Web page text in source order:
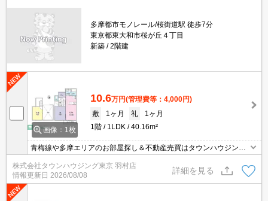
多摩都市モノレール/桜街道駅 徒歩7分
東京都東大和市桜が丘４丁目
新築
2階建
画像：1枚
10.6万円(管理費等：4,000円)
敷
1ヶ月 礼
1ヶ月
1階
1LDK 40.16m²
青梅線や多摩エリアのお部屋探し＆不動産売買はタウンハウジング
羽村店にお任せを！ご来店時無料駐車場ご用意あります！
株式会社タウンハウジング東京 羽村店
情報更新日 2026/08/08
詳細を見る